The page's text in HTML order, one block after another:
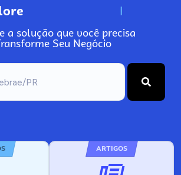
N
a solução que você precisa
Seu Negócio
ARTIGOS